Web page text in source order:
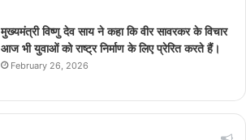
मुख्यमंत्री विष्णु देव साय ने कहा कि वीर सावरकर के विचार
आज भी युवाओं को राष्ट्र निर्माण के लिए प्रेरित करते हैं।
February 26, 2026